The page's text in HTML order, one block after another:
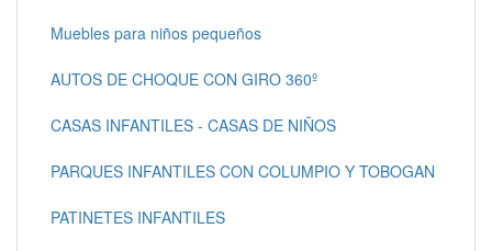
Muebles para niños pequeños
AUTOS DE CHOQUE CON GIRO 360º
CASAS INFANTILES - CASAS DE NIÑOS
PARQUES INFANTILES CON COLUMPIO Y TOBOGAN
PATINETES INFANTILES